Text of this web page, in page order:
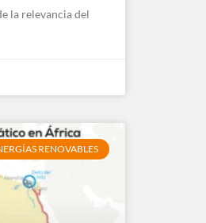
la relevancia del
RENOVABLES